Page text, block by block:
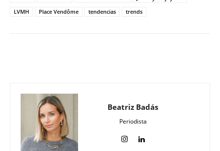
LVMH
Place Vendôme tendencias trends
Beatriz Badás
Periodista